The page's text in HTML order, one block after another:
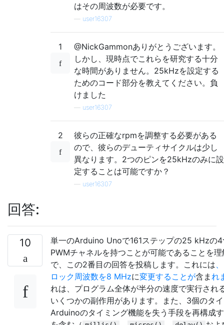
はその周波数が必要です。
user16307
1
@NickGammonありがとうございます。
しかし、現時点でこれらを研究する十分
な時間がありません。25kHzを設定する
ためのコード部分を教えてください。負
けました
user16307
2
彼らの正確なrpmを調整する必要がある
ので、彼らのデューティサイクルは少し
異なります。2つのピンを25kHzのみに設
定することは可能ですか？
user16307
回答:
10
単一のArduino Unoで161ステップの25 kHzの4
PWMチャネルを持つことが可能であることを
で、この2番目の回答を投稿します。これには
ロック周波数を8 MHzに変更することが含ま れ
れは、プログラム全体が半分の速度で実行され
いくつかの副作用があります。また、3個のタ
Arduinoのタイミング機能を失う手段を再構成